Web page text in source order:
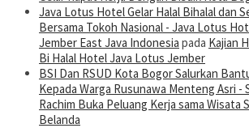
Java Lotus Hotel Gelar Halal Bihalal dan
Bersama Tokoh Nasional - Java Lotus
Jember East Java Indonesia pada Kajian
Bi Halal Hotel Java Lotus Jember
BSI Dan RSUD Kota Bogor Salurkan
Kepada Warga Rusunawa Menteng Asri -
Rachim Buka Peluang Kerja sama Wisata
Belanda